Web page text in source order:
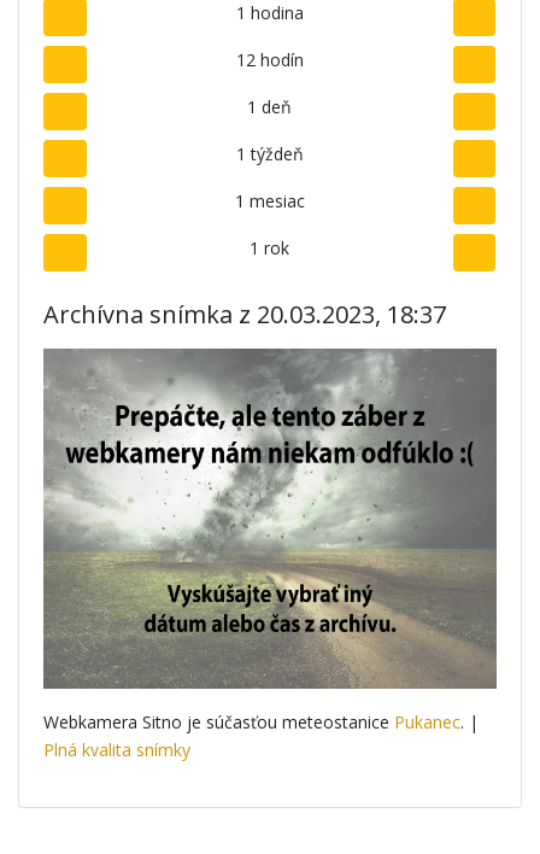
1 hodina
12 hodín
1 deň
1 týždeň
1 mesiac
1 rok
Archívna snímka z 20.03.2023, 18:37
Webkamera Sitno je súčasťou meteostanice Pukanec. |
Plná kvalita snímky